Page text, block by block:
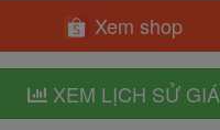
Xem shop
XEM LỊCH SỬ GIÁ